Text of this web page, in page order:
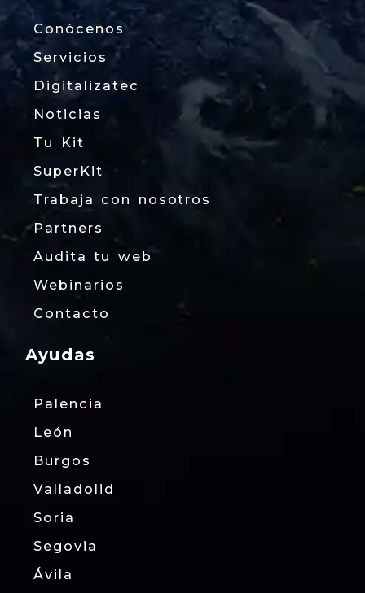
Conócenos
Servicios
Digitalizatec
Noticias
Tu Kit
SuperKit
Trabaja con nosotros
Partners
Audita tu web
Webinarios
Contacto
Ayudas
Palencia
León
Burgos
Valladolid
Soria
Segovia
Ávila